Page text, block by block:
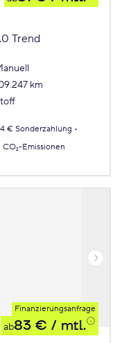
Trend
km
€ Sonderzahlung
CO₂-Emissionen
Finanzierungsanfrage
ab83 € / mtl.